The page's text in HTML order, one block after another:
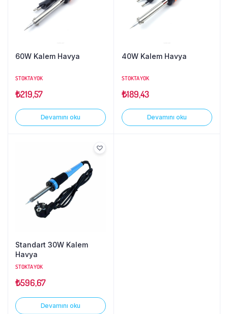
60W Kalem Havya
STOKTA YOK
₺219,57
Devamını oku
40W Kalem Havya
STOKTA YOK
₺189,43
Devamını oku
Standart 30W Kalem
Havya
STOKTA YOK
₺596,67
Devamını oku